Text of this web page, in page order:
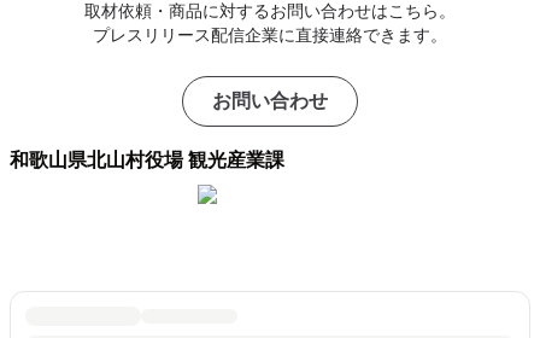
取材依頼・商品に対するお問い合わせはこちら。
プレスリリース配信企業に直接連絡できます。
お問い合わせ
和歌山県北山村役場 観光産業課